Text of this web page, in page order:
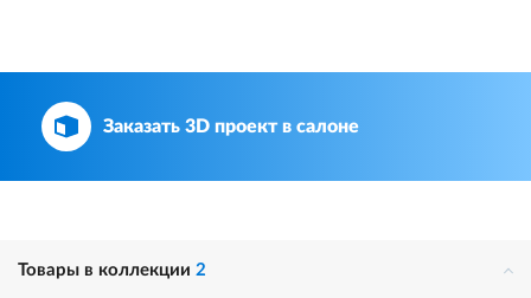
Заказать 3D проект в салоне
Товары в коллекции 2